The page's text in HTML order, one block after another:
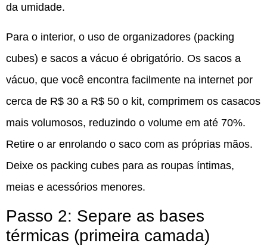
da umidade.
Para o interior, o uso de organizadores (packing
cubes) e sacos a vácuo é obrigatório. Os sacos a
vácuo, que você encontra facilmente na internet por
cerca de R$ 30 a R$ 50 o kit, comprimem os casacos
mais volumosos, reduzindo o volume em até 70%.
Retire o ar enrolando o saco com as próprias mãos.
Deixe os packing cubes para as roupas íntimas,
meias e acessórios menores.
Passo 2: Separe as bases
térmicas (primeira camada)